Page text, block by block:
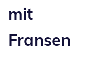
mit
Fransen